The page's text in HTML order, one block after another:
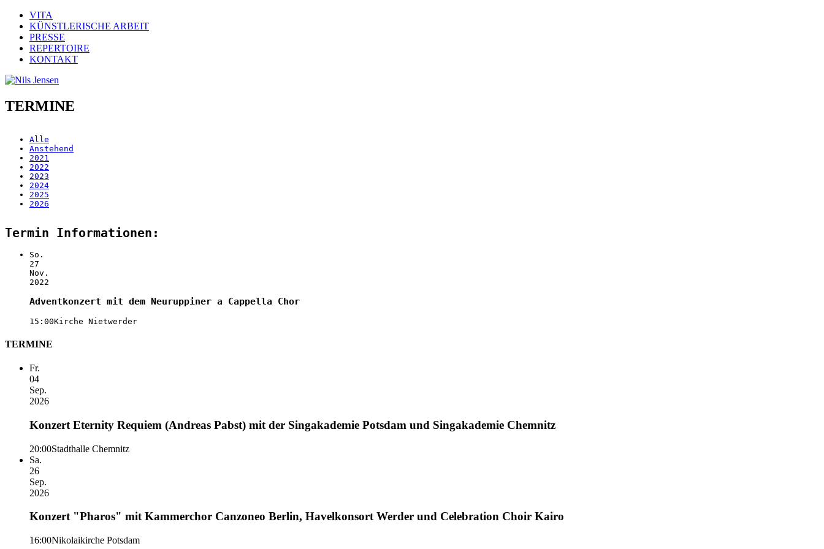
VITA
KÜNSTLERISCHE ARBEIT
PRESSE
REPERTOIRE
KONTAKT
TERMINE
Alle
Anstehend
2021
2022
2023
2024
2025
2026
Termin Informationen:
So.
27
Nov.
2022
Adventkonzert mit dem Neuruppiner a Cappella Chor
15:00Kirche Nietwerder
TERMINE
Fr.
04
Sep.
2026
Konzert Eternity Requiem (Andreas Pabst) mit der Singakademie Potsdam und Singakademie Chemnitz
20:00Stadthalle Chemnitz
Sa.
26
Sep.
2026
Konzert "Pharos" mit Kammerchor Canzoneo Berlin, Havelkonsort Werder und Celebration Choir Kairo
16:00Nikolaikirche Potsdam